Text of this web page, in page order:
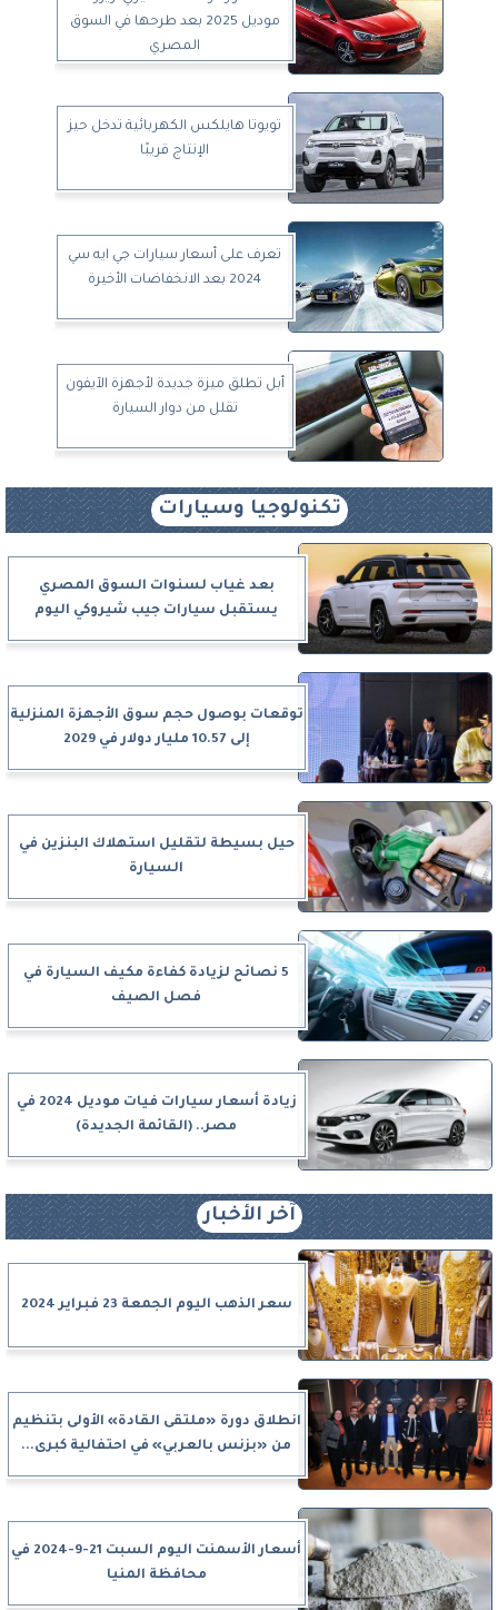
موديل 2025 بعد طرحها في السوق
المصري
تويوتا هايلكس الكهربائية تدخل حيز
الإنتاج قريبًا
تعرف على أسعار سيارات جي ايه سي
2024 بعد الانخفاضات الأخيرة
أبل تطلق ميزة جديدة لأجهزة الآيفون
تقلل من دوار السيارة
تكنولوجيا وسيارات
بعد غياب لسنوات السوق المصري
يستقبل سيارات جيب شيروكي اليوم
توقعات بوصول حجم سوق الأجهزة المنزلية
إلى 10.57 مليار دولار في 2029
حيل بسيطة لتقليل استهلاك البنزين في
السيارة
5 نصائح لزيادة كفاءة مكيف السيارة في
فصل الصيف
زيادة أسعار سيارات فيات موديل 2024 في
مصر.. (القائمة الجديدة)
آخر الأخبار
سعر الذهب اليوم الجمعة 23 فبراير 2024
انطلاق دورة «ملتقى القادة» الأولى بتنظيم
من «بزنس بالعربي» في احتفالية كبرى...
أسعار الأسمنت اليوم السبت 21-9-2024 في
محافظة المنيا